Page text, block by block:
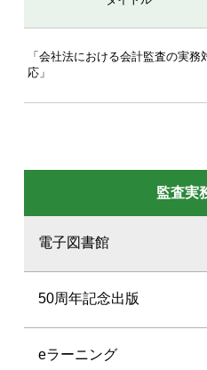
監査実
電子図書館
50周年記念出版
eラーニング
「会社法における会計監査の実務
応」